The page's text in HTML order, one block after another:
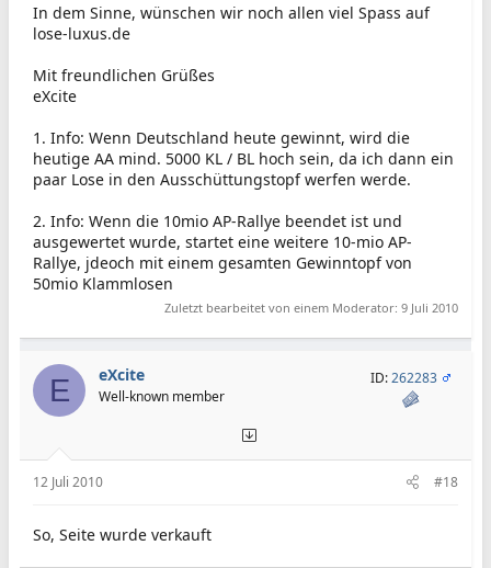
In dem Sinne, wünschen wir noch allen viel Spass auf
lose-luxus.de
Mit freundlichen Grüßes
eXcite
1. Info: Wenn Deutschland heute gewinnt, wird die
heutige AA mind. 5000 KL / BL hoch sein, da ich dann ein
paar Lose in den Ausschüttungstopf werfen werde.
2. Info: Wenn die 10mio AP-Rallye beendet ist und
ausgewertet wurde, startet eine weitere 10-mio AP-
Rallye, jdeoch mit einem gesamten Gewinntopf von
50mio Klammlosen
Zuletzt bearbeitet von einem Moderator: 9 Juli 2010
E eXcite
Well-known member
ID:262283
12 Juli 2010 #18
So, Seite wurde verkauft